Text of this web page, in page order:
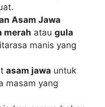
Asam Jawa
merah atau gula
manis yang
asam jawa untuk
masam yang